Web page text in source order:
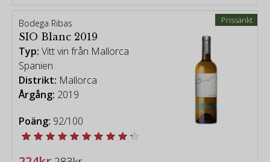
Prissänkt
Bodega Ribas
SIO Blanc 2019
Typ: Vitt vin från Mallorca
Spanien
Distrikt: Mallorca
Årgång: 2019
Poäng: 92/100